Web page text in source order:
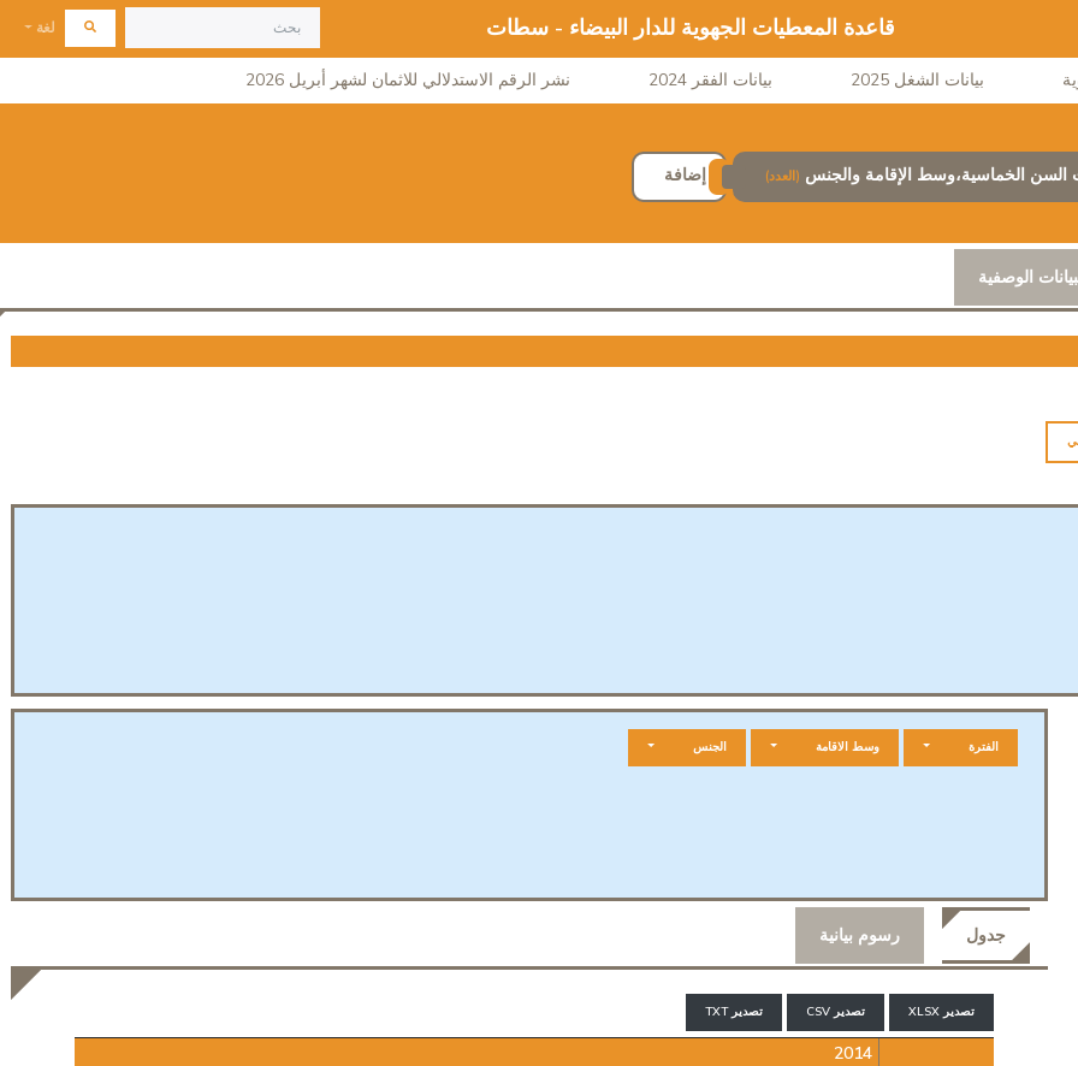
قاعدة المعطيات الجهوية للدار البيضاء - سطات لغة
بيانات الشغل 2025 بيانات الفقر 2024 نشر الرقم الاستدلالي للاثمان لشهر أبريل 2026
الخماسية،وسط الإقامة والجنس (العدد) إضافة
الوصفية
الفترة وسط الاقامة الجنس
جدول رسوم بيانية
تصدير XLSX تصدير CSV تصدير TXT
2014